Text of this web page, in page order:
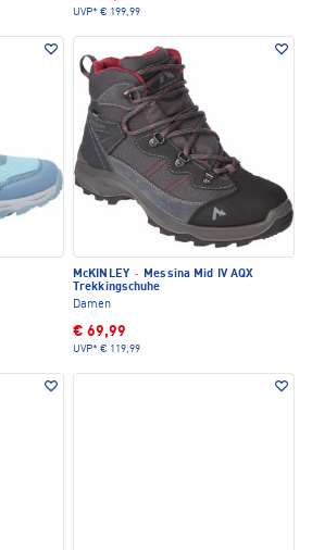
UVP* € 199,99
McKINLEY · Messina Mid IV AQX
Trekkingschuhe
Damen
€ 69,99
UVP* € 119,99